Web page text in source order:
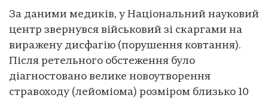
За даними медиків, у Національний науковий
центр звернувся військовий зі скаргами на
виражену дисфагію (порушення ковтання).
Після ретельного обстеження було
діагностовано велике новоутворення
стравоходу (лейоміома) розміром близько 10